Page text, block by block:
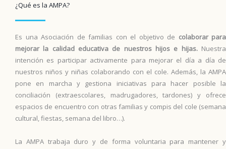
¿Qué es la AMPA?
Es una Asociación de familias con el objetivo de colaborar para
mejorar la calidad educativa de nuestros hijos e hijas.Nuestra
intención es participar activamente para mejorar el día a día de
nuestros niños y niñas colaborando con el cole. Además, la AMPA
pone en marcha y gestiona iniciativas para hacer posible la
conciliación (extraescolares, madrugadores, tardones) y ofrece
espacios de encuentro con otras familias y compis del cole (semana
cultural, fiestas, semana del libro…).
La AMPA trabaja duro y de forma voluntaria para mantener y